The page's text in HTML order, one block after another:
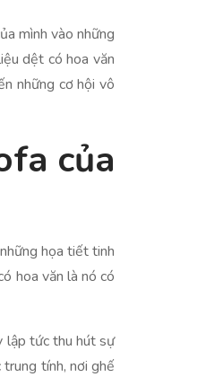
mình vào những
dệt có hoa văn
những cơ hội vô
của
họa tiết tinh
hoa văn là nó có
lập tức thu hút sự
tính, nơi ghế